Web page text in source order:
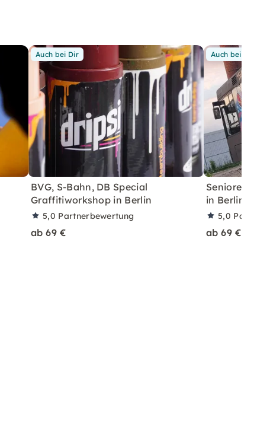
Auch bei Dir
BVG, S-Bahn, DB Special
Graffitiworkshop in Berlin
5,0 Partnerbewertung
ab 69 €
Auch bei Dir
Senioren
in Berlin
5,0
ab 69 €